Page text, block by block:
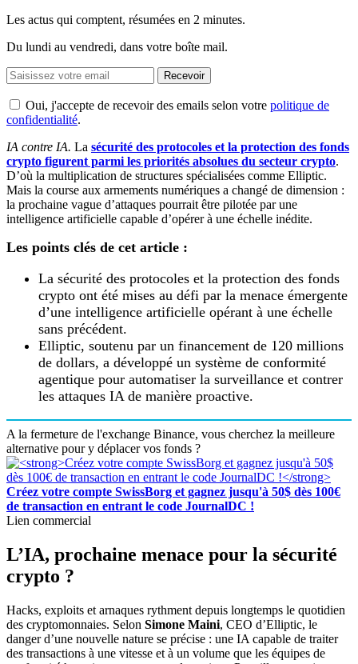
Les actus qui comptent, résumées en 2 minutes.
Du lundi au vendredi, dans votre boîte mail.
Recevoir
Oui, j'accepte de recevoir des emails selon votre politique de
confidentialité.
IA contre IA. La sécurité des protocoles et la protection des fonds
crypto figurent parmi les priorités absolues du secteur crypto.
D’où la multiplication de structures spécialisées comme Elliptic.
Mais la course aux armements numériques a changé de dimension :
la prochaine vague d’attaques pourrait être pilotée par une
intelligence artificielle capable d’opérer à une échelle inédite.
Les points clés de cet article :
La sécurité des protocoles et la protection des fonds
crypto ont été mises au défi par la menace émergente
d’une intelligence artificielle opérant à une échelle
sans précédent.
Elliptic, soutenu par un financement de 120 millions
de dollars, a développé un système de conformité
agentique pour automatiser la surveillance et contrer
les attaques IA de manière proactive.
A la fermeture de l'exchange Binance, vous cherchez la meilleure
alternative pour y déplacer vos fonds ?
Créez votre compte SwissBorg et gagnez jusqu'à 50$ dès 100€
de transaction en entrant le code JournalDC !
Lien commercial
L’IA, prochaine menace pour la sécurité
crypto ?
Hacks, exploits et arnaques rythment depuis longtemps le quotidien
des cryptomonnaies. Selon Simone Maini, CEO d’Elliptic, le
danger d’une nouvelle nature se précise : une IA capable de traiter
des transactions à une vitesse et à un volume que les équipes de